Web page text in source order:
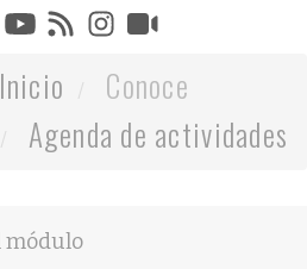
Inicio
Conoce
Agenda de actividades